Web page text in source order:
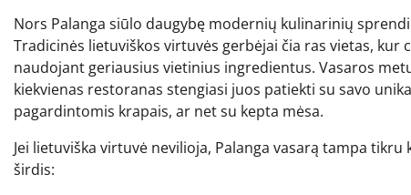
Nors Palanga siūlo daugybę modernių kulinarinių
Tradicinės lietuviškos virtuvės gerbėjai čia ras vietas,
naudojant geriausius vietinius ingredientus. Vasaros
kiekvienas restoranas stengiasi juos patiekti su savo
pagardintomis krapais, ar net su kepta mėsa.
Jei lietuviška virtuvė nevilioja, Palanga vasarą tampa
širdis: